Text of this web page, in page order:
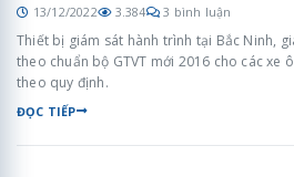
13/12/2022 3.384 3 bình luận
Thiết bị giám sát hành trình tại Bắc Ninh,
theo chuẩn bộ GTVT mới 2016 cho các xe
theo quy định.
ĐỌC TIẾP